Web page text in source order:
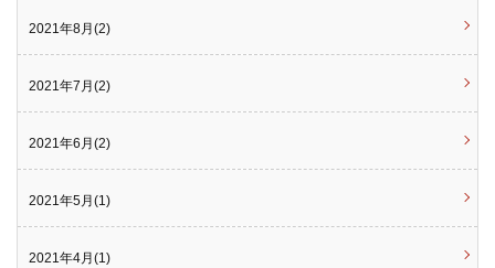
2021年8月(2)
2021年7月(2)
2021年6月(2)
2021年5月(1)
2021年4月(1)